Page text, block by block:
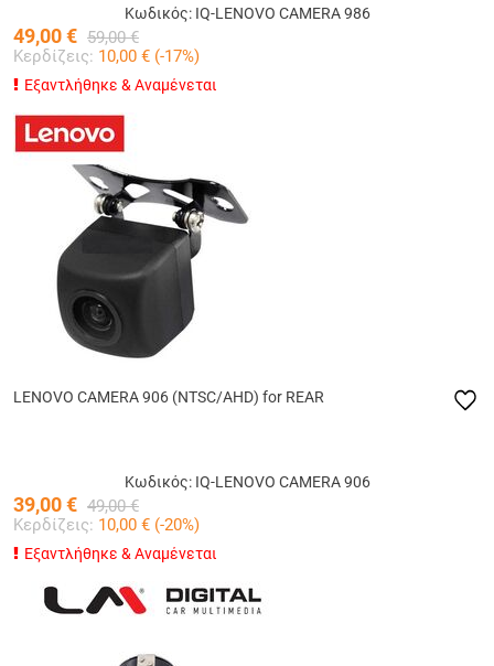
Κωδικός: IQ-LENOVO CAMERA 986
49,00€ 59,00 €
Κερδίζεις: 10,00 € (-17%)
Εξαντλήθηκε & Αναμένεται
LENOVO CAMERA 906 (NTSC/AHD) for REAR
Κωδικός: IQ-LENOVO CAMERA 906
39,00€ 49,00 €
Κερδίζεις: 10,00 € (-20%)
Εξαντλήθηκε & Αναμένεται